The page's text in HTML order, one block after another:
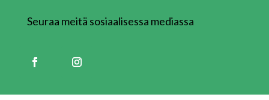
Seuraa meitä sosiaalisessa mediassa